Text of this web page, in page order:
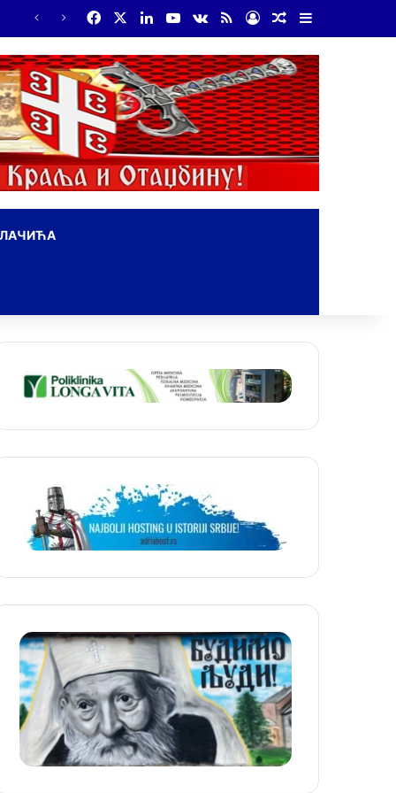
FacebookLinkedInYouTube
vk.com
RSS Log InRandom Article